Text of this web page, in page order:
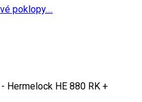
poklopy....
Hermelock HE 880 RK +